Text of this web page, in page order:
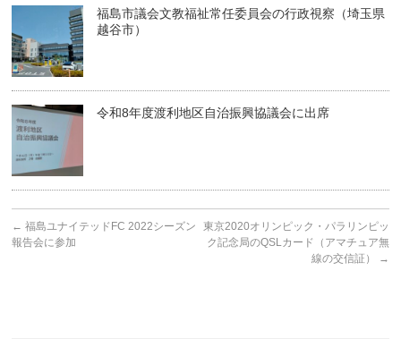
福島市議会文教福祉常任委員会の行政視察（埼玉県
越谷市）
令和8年度渡利地区自治振興協議会に出席
← 福島ユナイテッドFC 2022シーズン
報告会に参加
東京2020オリンピック・パラリンピッ
ク記念局のQSLカード（アマチュア無
線の交信証）
→